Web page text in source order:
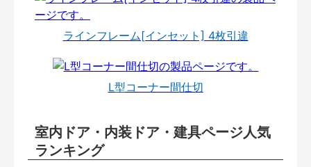
ラインフレーム[インセット] 4枚引違
L型コーナー間仕切
室内ドア・内装ドア・建具ページ人気
ランキング